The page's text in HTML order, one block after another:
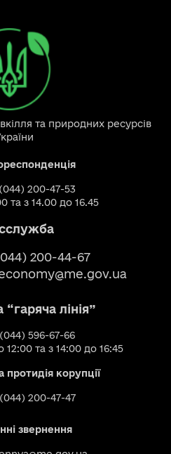
та природних ресурсів
200-47-53
та з 14.00 до 16.45
200-44-67
лінія”
596-67-66
та з 14:00 до 16:45
протидія корупції
200-47-47
звернення